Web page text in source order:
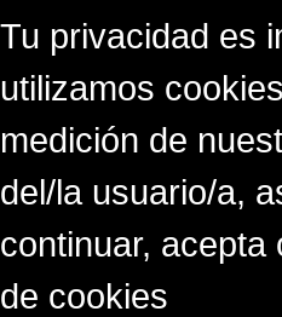
Tu privacidad es
utilizamos
medición de
del/la usuario/a,
continuar,
de cookies